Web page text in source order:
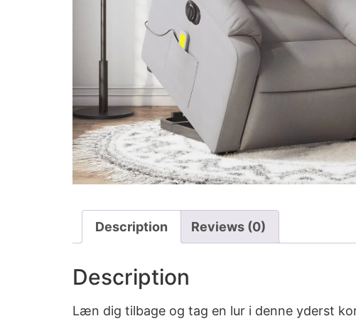
Description Reviews (0)
Description
Læn dig tilbage og tag en lur i denne yderst